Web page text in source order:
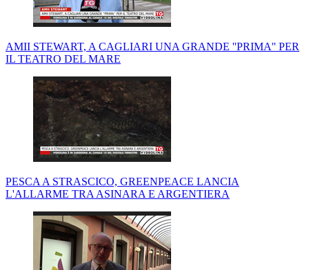
AMII STEWART, A CAGLIARI UNA GRANDE ''PRIMA'' PER
IL TEATRO DEL MARE
PESCA A STRASCICO, GREENPEACE LANCIA
L'ALLARME TRA ASINARA E ARGENTIERA